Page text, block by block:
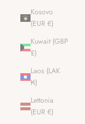
Kosovo
(EUR €)
Kuwait (GBP
£)
Laos (LAK
₭)
Lettonia
(EUR €)